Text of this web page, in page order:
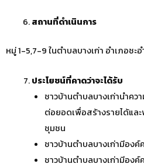
สถานที่ดำเนินการ
หมู่ 1-5,7-9 ในตำบลบางเก่า อำเภอชะ
ประโยชน์ที่คาดว่าจะได้รับ
ชาวบ้านตำบลบางเก่านำค
ต่อยอดเพื่อสร้างรายได้แ
ชุมชน
ชาวบ้านตำบลบางเก่ามีองค์
ชาวบ้านตำบลบางเก่ามีอง